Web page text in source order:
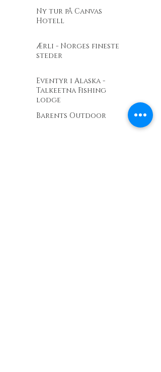
Ny tur på Canvas
Hotell
Ærli - Norges fineste
steder
Eventyr i Alaska -
Talkeetna Fishing
lodge
Barents Outdoor